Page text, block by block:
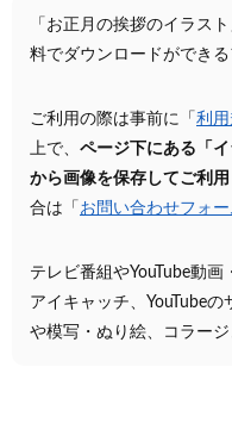
「お正月の挨拶のイラス
料でダウンロードができる
ご利用の際は事前に「 利用
上で、 ページ下にある「
から画像を保存してご利用
合は「 お問い合わせフォー
テレビ番組やYouTube動
アイキャッチ、YouTube
や模写・ぬり絵、コラー